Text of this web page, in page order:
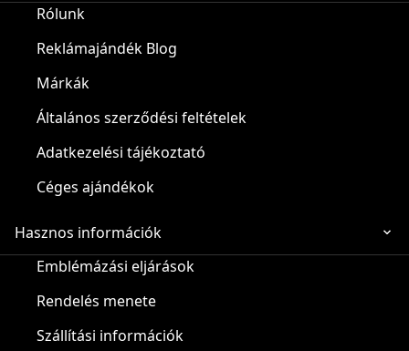
Rólunk
Reklámajándék Blog
Márkák
Általános szerződési feltételek
Adatkezelési tájékoztató
Céges ajándékok
Hasznos információk
Emblémázási eljárások
Rendelés menete
Szállítási információk